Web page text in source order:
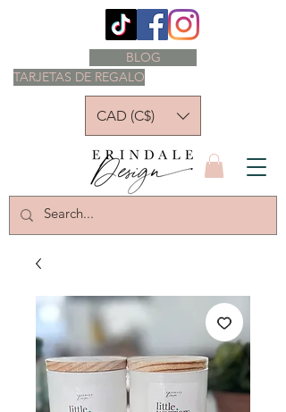
TARJETAS DE REGALO
BLOG
CAD (C$)